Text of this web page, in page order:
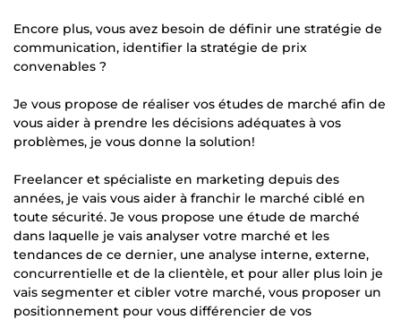
Encore plus, vous avez besoin de définir une stratégie de
communication, identifier la stratégie de prix
convenables ?
Je vous propose de réaliser vos études de marché afin de
vous aider à prendre les décisions adéquates à vos
problèmes, je vous donne la solution!
Freelancer et spécialiste en marketing depuis des
années, je vais vous aider à franchir le marché ciblé en
toute sécurité. Je vous propose une étude de marché
dans laquelle je vais analyser votre marché et les
tendances de ce dernier, une analyse interne, externe,
concurrentielle et de la clientèle, et pour aller plus loin je
vais segmenter et cibler votre marché, vous proposer un
positionnement pour vous différencier de vos